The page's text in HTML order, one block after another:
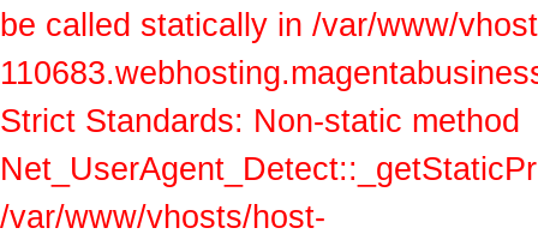
be called statically in /var/www/
Strict Standards: Non-static method
/var/www/vhosts/host-